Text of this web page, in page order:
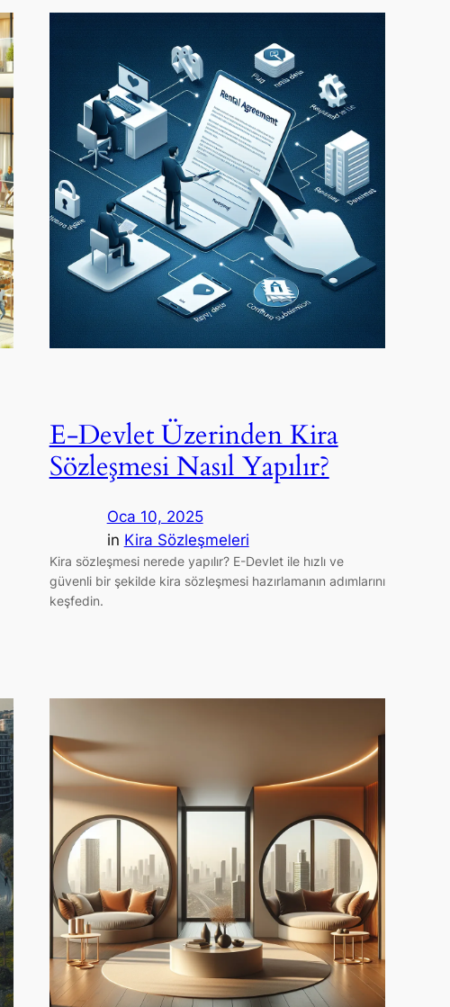
E-Devlet Üzerinden Kira
Sözleşmesi Nasıl Yapılır?
Oca 10, 2025
in Kira Sözleşmeleri
Kira sözleşmesi nerede yapılır? E-Devlet ile hızlı ve
güvenli bir şekilde kira sözleşmesi hazırlamanın adımlarını
keşfedin.